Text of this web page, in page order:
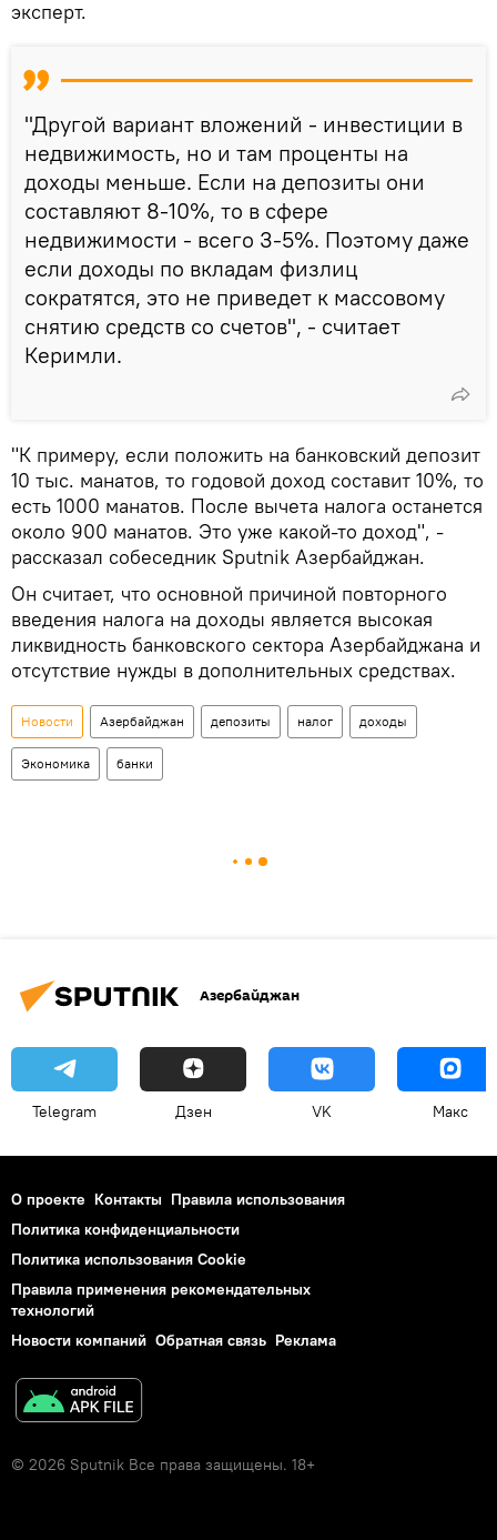
эксперт.
"Другой вариант вложений - инвестиции в
недвижимость, но и там проценты на
доходы меньше. Если на депозиты они
составляют 8-10%, то в сфере
недвижимости - всего 3-5%. Поэтому даже
если доходы по вкладам физлиц
сократятся, это не приведет к массовому
снятию средств со счетов", - считает
Керимли.
"К примеру, если положить на банковский депозит
10 тыс. манатов, то годовой доход составит 10%, то
есть 1000 манатов. После вычета налога останется
около 900 манатов. Это уже какой-то доход", -
рассказал собеседник Sputnik Азербайджан.
Он считает, что основной причиной повторного
введения налога на доходы является высокая
ликвидность банковского сектора Азербайджана и
отсутствие нужды в дополнительных средствах.
Новости Азербайджан депозиты налог доходы
Экономика банки
Азербайджан
Telegram Дзен VK Макс
О проекте Контакты Правила использования
Политика конфиденциальности
Политика использования Cookie
Правила применения рекомендательных
технологий
Новости компаний Обратная связь Реклама
© 2026 Sputnik Все права защищены. 18+